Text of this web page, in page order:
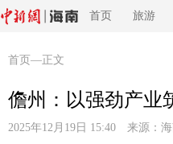
首页 旅游
首页 —正文
儋州：以强劲产业
2025年12月19日 15:40 来源：